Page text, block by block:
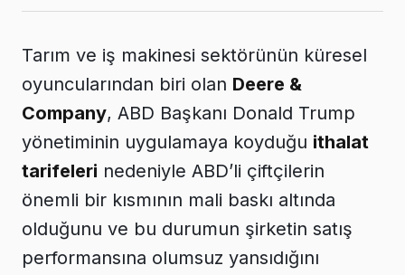
Tarım ve iş makinesi sektörünün küresel
oyuncularından biri olan Deere &
Company, ABD Başkanı Donald Trump
yönetiminin uygulamaya koyduğu ithalat
tarifeleri nedeniyle ABD’li çiftçilerin
önemli bir kısmının mali baskı altında
olduğunu ve bu durumun şirketin satış
performansına olumsuz yansıdığını